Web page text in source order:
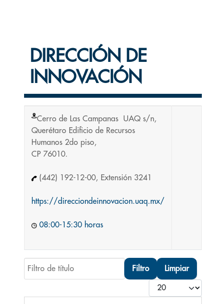
DIRECCIÓN DE
INNOVACIÓN
Cerro de Las Campanas UAQ s/n,
Querétaro Edificio de Recursos
Humanos 2do piso,
CP 76010.
(442) 192-12-00, Extensión 3241
https://direcciondeinnovacion.uaq.mx/
08:00-15:30 horas
Filtro de título
Filtro Limpiar
Cantidad